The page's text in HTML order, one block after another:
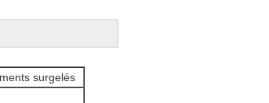
surgelés